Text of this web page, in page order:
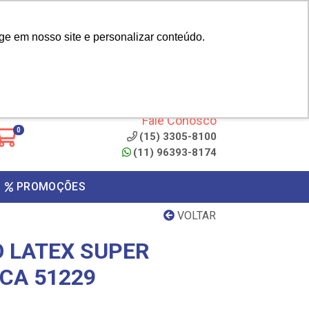
em nosso site e personalizar conteúdo.
0
Fale Conosco
(15) 3305-8100
(11) 96393-8174
PROMOÇÕES
VOLTAR
LATEX SUPER
51229